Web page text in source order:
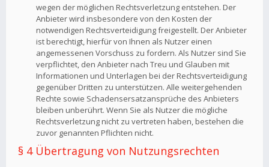
wegen der möglichen Rechtsverletzung entstehen. Der
Anbieter wird insbesondere von den Kosten der
notwendigen Rechtsverteidigung freigestellt. Der Anbieter
ist berechtigt, hierfür von Ihnen als Nutzer einen
angemessenen Vorschuss zu fordern. Als Nutzer sind Sie
verpflichtet, den Anbieter nach Treu und Glauben mit
Informationen und Unterlagen bei der Rechtsverteidigung
gegenüber Dritten zu unterstützen. Alle weitergehenden
Rechte sowie Schadensersatzansprüche des Anbieters
bleiben unberührt. Wenn Sie als Nutzer die mögliche
Rechtsverletzung nicht zu vertreten haben, bestehen die
zuvor genannten Pflichten nicht.
§ 4 Übertragung von Nutzungsrechten